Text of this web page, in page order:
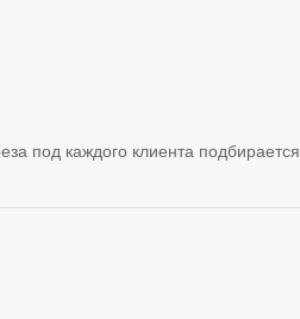
под каждого клиента подбирается